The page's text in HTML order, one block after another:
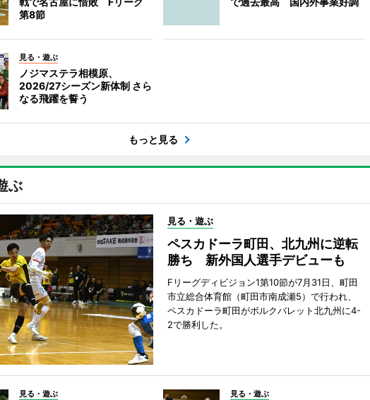
第8節
見る・遊ぶ
ノジマステラ相模原、
2026/27シーズン新体制 さら
なる飛躍を誓う
もっと見る
ぶ
見る・遊ぶ
ペスカドーラ町田、北九州に逆転
勝ち 新外国人選手デビューも
Fリーグディビジョン1第10節が7月31日、町田
市立総合体育館（町田市南成瀬5）で行われ、
ペスカドーラ町田がボルクバレット北九州に4-
2で勝利した。
見る・遊ぶ 見る・遊ぶ